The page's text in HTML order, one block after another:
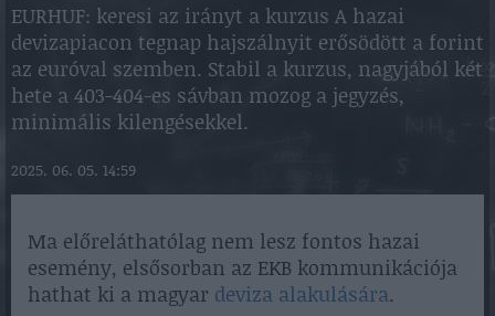
EURHUF: keresi az irányt a kurzus A hazai
devizapiacon tegnap hajszálnyit erősödött a forint
az euróval szemben. Stabil a kurzus, nagyjából két
hete a 403-404-es sávban mozog a jegyzés,
minimális kilengésekkel.
2025. 06. 05. 14:59
Ma előreláthatólag nem lesz fontos hazai
esemény, elsősorban az EKB kommunikációja
hathat ki a magyar deviza alakulására.